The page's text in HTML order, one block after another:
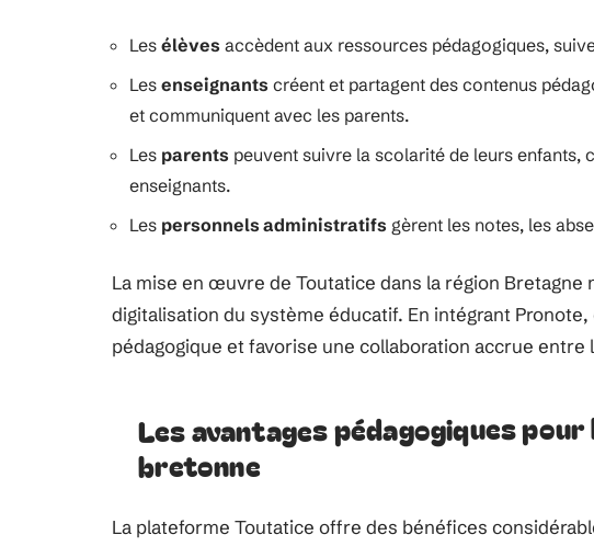
Les élèves accèdent aux ressources pédagogiques,
Les enseignants créent et partagent des contenus
et communiquent avec les parents.
Les parents peuvent suivre la scolarité de leurs enfants,
enseignants.
Les personnels administratifs gèrent les notes, les
La mise en œuvre de Toutatice dans la région Bretagne
digitalisation du système éducatif. En intégrant
pédagogique et favorise une collaboration accrue
Les avantages pédagogiques
bretonne
La plateforme Toutatice offre des bénéfices